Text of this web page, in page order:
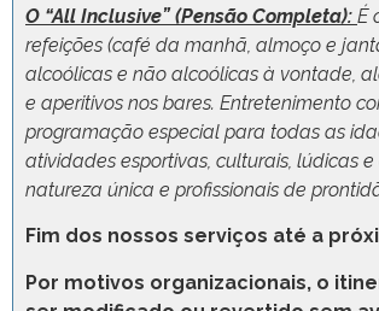
O “All Inclusive” (Pensão Completa): É
refeições (café da manhã, almoço e
alcoólicas e não alcoólicas à vontade,
e aperitivos nos bares. Entretenimento
programação especial para todas as
atividades esportivas, culturais, lúdicas e
natureza única e profissionais de
Fim dos nossos serviços até a
Por motivos organizacionais, o